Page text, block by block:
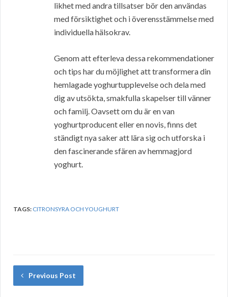
likhet med andra tillsatser bör den användas
med försiktighet och i överensstämmelse med
individuella hälsokrav.
Genom att efterleva dessa rekommendationer
och tips har du möjlighet att transformera din
hemlagade yoghurtupplevelse och dela med
dig av utsökta, smakfulla skapelser till vänner
och familj. Oavsett om du är en van
yoghurtproducent eller en novis, finns det
ständigt nya saker att lära sig och utforska i
den fascinerande sfären av hemmagjord
yoghurt.
TAGS: CITRONSYRA OCH YOUGHURT
Previous Post